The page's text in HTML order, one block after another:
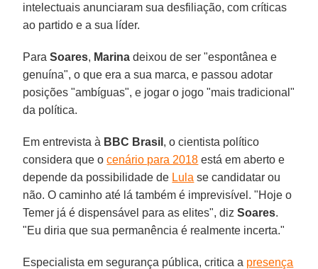
intelectuais anunciaram sua desfiliação, com críticas
ao partido e a sua líder.
ParaSoares, Marina deixou de ser "espontânea e
genuína", o que era a sua marca, e passou adotar
posições "ambíguas", e jogar o jogo "mais tradicional"
da política.
Em entrevista à BBC Brasil , o cientista político
considera que ocenário para 2018 está em aberto e
depende da possibilidade de Lula se candidatar ou
não. O caminho até lá também é imprevisível. "Hoje o
Temer já é dispensável para as elites", dizSoares.
"Eu diria que sua permanência é realmente incerta."
Especialista em segurança pública, critica a presença